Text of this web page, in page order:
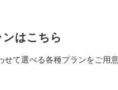
はこちら
て選べる各種プランをご用